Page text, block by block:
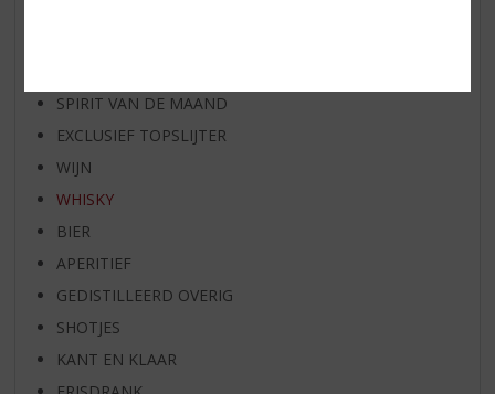
SPIRIT VAN DE MAAND
EXCLUSIEF TOPSLIJTER
WIJN
WHISKY
BIER
APERITIEF
GEDISTILLEERD OVERIG
SHOTJES
KANT EN KLAAR